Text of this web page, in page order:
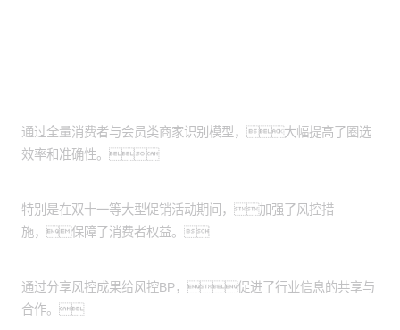
通过全量消费者与会员类商家识别模型，大幅提高了圈选
效率和准确性。
特别是在双十一等大型促销活动期间，加强了风控措
施，保障了消费者权益。
通过分享风控成果给风控BP，促进了行业信息的共享与
合作。